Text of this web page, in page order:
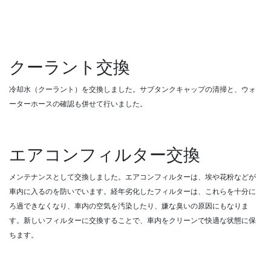
クーラント交換
冷却水（クーラント）を交換しました。サブタンクキャップの清掃と、ウォ
ーターホースの確認も併せて行いました。
エアコンフィルター交換
メンテナンスとして交換しました。エアコンフィルターは、埃や花粉などが
車内に入るのを防いでいます。経年劣化したフィルターは、これらを十分に
ろ過できなくなり、車内の空気を汚染したり、嫌な臭いの原因にもなりま
す。新しいフィルターに交換することで、車内をクリーンで快適な状態に保
ちます。